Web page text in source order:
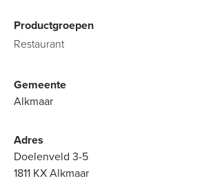
Productgroepen
Restaurant
Gemeente
Alkmaar
Adres
Doelenveld 3-5
1811 KX Alkmaar